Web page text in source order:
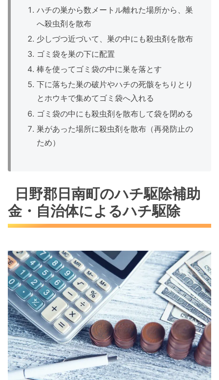
ハチの巣から数メートル離れた場所から、巣
へ殺虫剤を散布
少しづつ近づいて、巣の中にも殺虫剤を散布
ゴミ袋を巣の下に配置
棒を使ってゴミ袋の中に巣を落とす
下に落ちた巣の破片やハチの死骸をちりとり
とホウキで集めてゴミ袋へ入れる
ゴミ袋の中にも殺虫剤を散布して袋を閉める
巣があった場所に殺虫剤を散布（再発防止の
ため）
日野郡日南町のハチ駆除補助
金・自治体によるハチ駆除